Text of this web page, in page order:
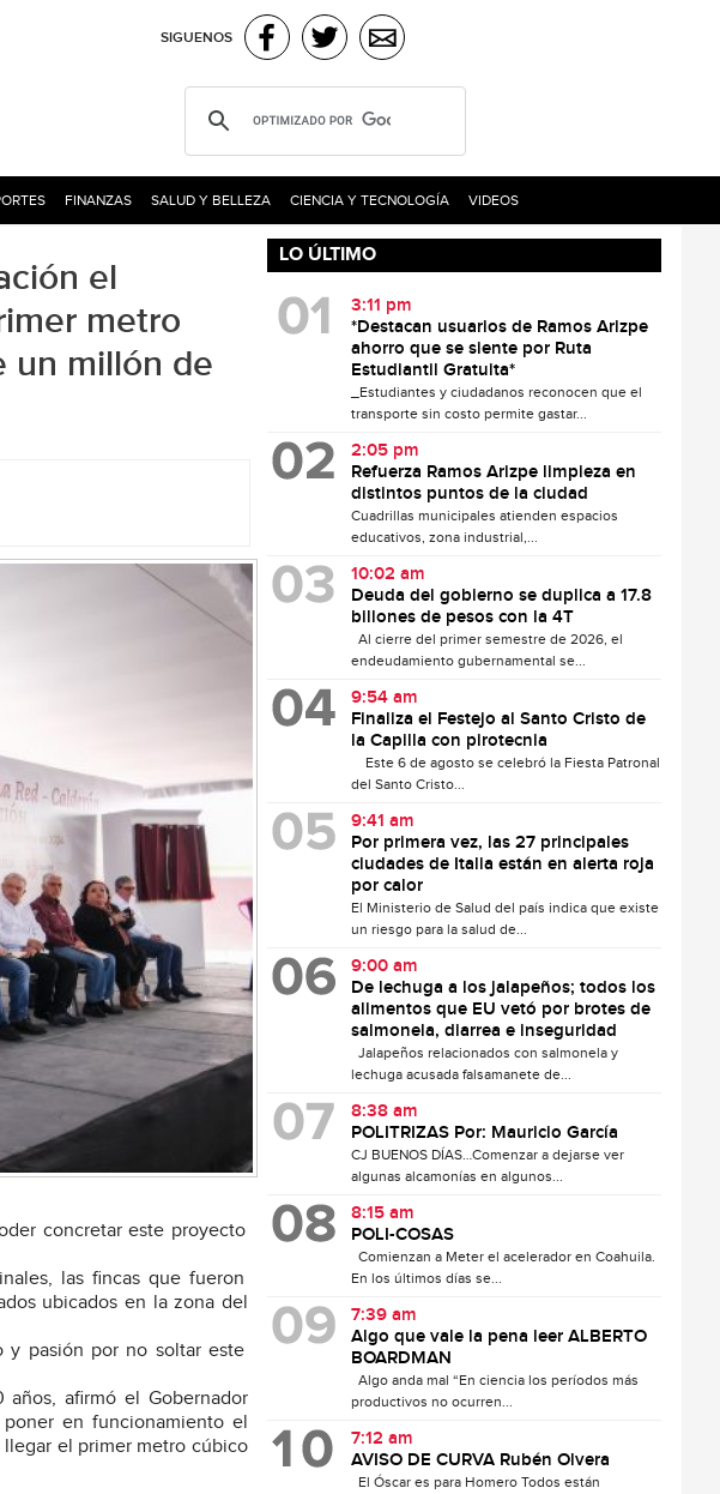
SIGUENOS
FINANZAS SALUD Y BELLEZA CIENCIA Y TECNOLOGÍA VIDEOS
el
metro
un millón de
concretar este proyecto
las fincas que fueron
ubicados en la zona del
y pasión por no soltar este
afirmó el Gobernador
en funcionamiento el
llegar el primer metro cúbico
LO ÚLTIMO
3:11 pm
*Destacan usuarios de Ramos Arizpe
ahorro que se siente por Ruta
Estudiantil Gratuita*
_Estudiantes y ciudadanos reconocen que el
transporte sin costo permite gastar...
2:05 pm
Refuerza Ramos Arizpe limpieza en
distintos puntos de la ciudad
Cuadrillas municipales atienden espacios
educativos, zona industrial,...
10:02 am
Deuda del gobierno se duplica a 17.8
billones de pesos con la 4T
Al cierre del primer semestre de 2026, el
endeudamiento gubernamental se...
9:54 am
Finaliza el Festejo al Santo Cristo de
la Capilla con pirotecnia
Este 6 de agosto se celebró la Fiesta Patronal
del Santo Cristo...
9:41 am
Por primera vez, las 27 principales
ciudades de Italia están en alerta roja
por calor
El Ministerio de Salud del país indica que existe
un riesgo para la salud de...
9:00 am
De lechuga a los jalapeños; todos los
alimentos que EU vetó por brotes de
salmonela, diarrea e inseguridad
Jalapeños relacionados con salmonela y
lechuga acusada falsamanete de...
8:38 am
POLITRIZAS Por: Mauricio García
CJ BUENOS DÍAS…Comenzar a dejarse ver
algunas alcamonías en algunos...
8:15 am
POLI-COSAS
Comienzan a Meter el acelerador en Coahuila.
En los últimos días se...
7:39 am
Algo que vale la pena leer ALBERTO
BOARDMAN
Algo anda mal “En ciencia los períodos más
productivos no ocurren...
7:12 am
AVISO DE CURVA Rubén Olvera
El Óscar es para Homero Todos están